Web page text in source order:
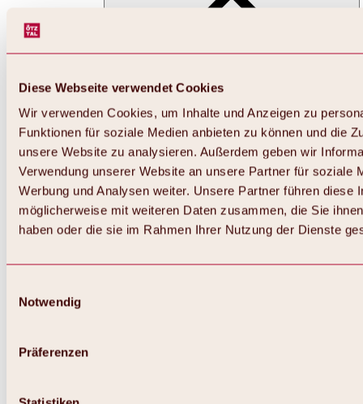
Diese Webseite verwendet Cookies
Wir verwenden Cookies, um Inhalte und Anzeigen zu
Funktionen für soziale Medien anbieten zu können und die
unsere Website zu analysieren. Außerdem geben wir
Verwendung unserer Website an unsere Partner für soziale
Werbung und Analysen weiter. Unsere Partner führen diese
möglicherweise mit weiteren Daten zusammen, die Sie
haben oder die sie im Rahmen Ihrer Nutzung der Dienste
Notwendig
Präferenzen